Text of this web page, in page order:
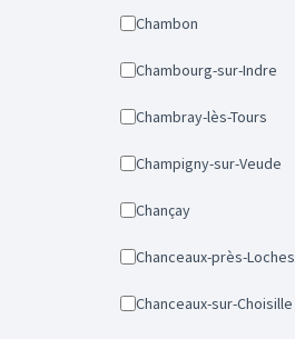
Chambon
Chambourg-sur-Indre
Chambray-lès-Tours
Champigny-sur-Veude
Chançay
Chanceaux-près-Loches
Chanceaux-sur-Choisille